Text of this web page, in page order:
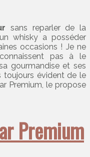
sans reparler de la
whisky a posséder
occasions ! Je ne
pas à le
gourmandise et ses
toujours évident de le
Premium, le propose
Premium